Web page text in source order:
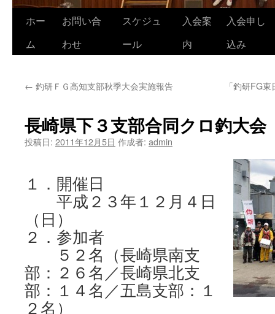
コ
ン
へ
ホー
ム
お問い合
わせ
スケジュ
ール
入会案
内
入会申し
込み
← 釣研ＦＧ高知支部秋季大会実施報告 「釣研FG
長崎県下３支部合同クロ釣大会
投稿日: 2011年12月5日 作成者: admin
１．開催日
平成２３年１２月４日
（日）
２．参加者
５２名（長崎県南支
部：２６名／長崎県北支
部：１４名／五島支部：１
２名）